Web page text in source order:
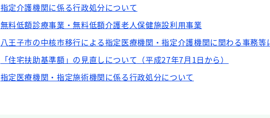
指定介護機関に係る行政処分について
無料低額診療事業・無料低額介護老人保健施設利用事業
八王子市の中核市移行による指定医療機関・指定介護機関に関わる事務等
「住宅扶助基準額」の見直しについて（平成27年7月1日から）
指定医療機関・指定施術機関に係る行政処分について